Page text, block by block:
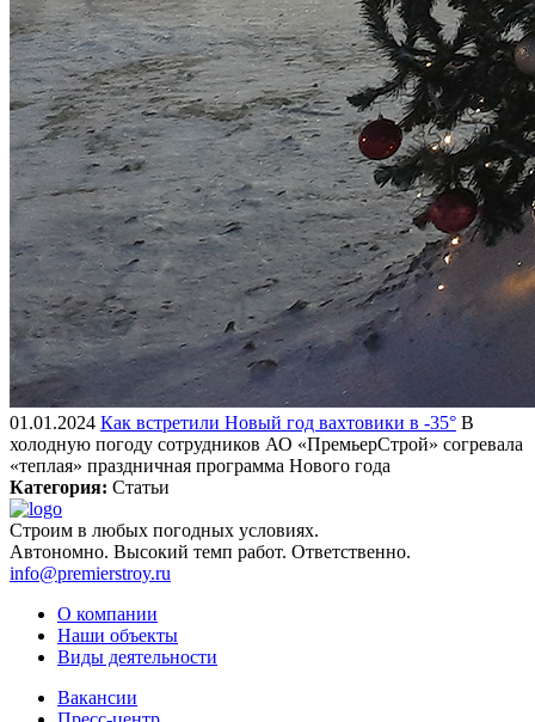
01.01.2024 Как встретили Новый год вахтовики в -35° В
холодную погоду сотрудников АО «ПремьерСтрой» согревала
«теплая» праздничная программа Нового года
Категория: Статьи
Строим в любых погодных условиях.
Автономно. Высокий темп работ. Ответственно.
info@premierstroy.ru
О компании
Наши объекты
Виды деятельности
Вакансии